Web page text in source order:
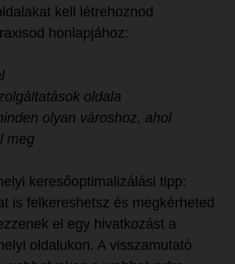
kell létrehoznod
honlapjához:
oldala
olyan városhoz, ahol
meg
keresőoptimalizálási tipp:
is felkereshetsz és megkérheted
el egy hivatkozást a
oldalukon. A visszamutató